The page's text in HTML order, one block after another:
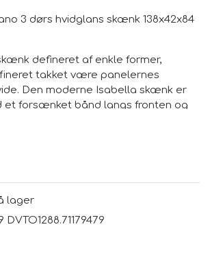
3 dørs hvidglans skænk 138x42x84
defineret af enkle former,
takket være panelernes
Den moderne Isabella skænk er
et forsænket bånd langs fronten og
møbel.
cm
lager